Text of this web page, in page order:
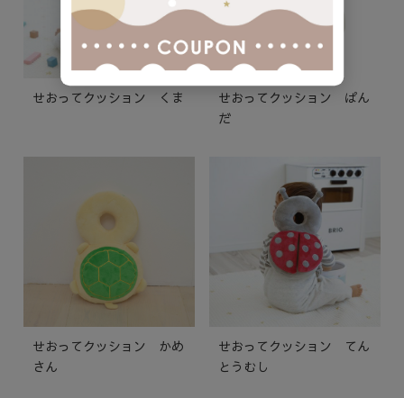
せおってクッション くま
せおってクッション ぱん
だ
せおってクッション かめ
さん
せおってクッション てん
とうむし